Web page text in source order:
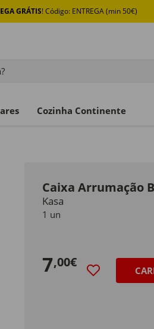
GRÁTIS! Código: ENTREGA (min 50€)
Cozinha Continente
Caixa Arrumação
Kasa
1 un
7,00€